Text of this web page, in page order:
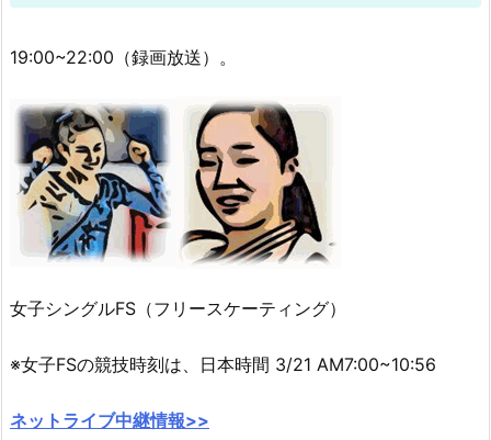
19:00~22:00（録画放送）。
女子シングルFS（フリースケーティング）
※女子FSの競技時刻は、日本時間 3/21 AM7:00~10:56
ネットライブ中継情報>>